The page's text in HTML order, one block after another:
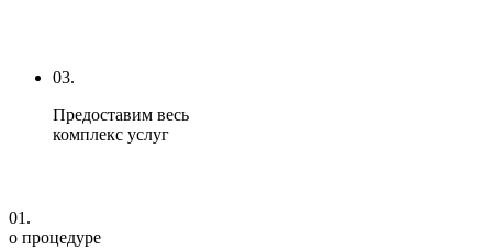
03.
Предоставим весь
комплекс услуг
01.
о процедуре